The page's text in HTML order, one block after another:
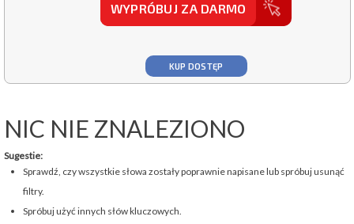
WYPRÓBUJ ZA DARMO
KUP DOSTĘP
NIC NIE ZNALEZIONO
Sugestie:
Sprawdź, czy wszystkie słowa zostały poprawnie napisane lub spróbuj usunąć
filtry.
Spróbuj użyć innych słów kluczowych.